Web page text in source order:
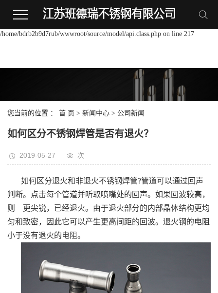
file_put_contents(/home/bdrb2b9d7rub/wwwroot/source/cache/
/home/bdrb2b9d7rub/wwwroot/source/model/api.class.php on line 217
您当前的位置 ： 首 页 > 新闻中心 > 公司新闻
如何区分不锈钢焊管是否有退火？
2019-05-27 次
如何区分退火和非退火不锈钢焊管?管道可以通过回声
判断。点击每个管道并听取喷嘴处的回声。如果回波较高，
则 更尖锐，已经退火。由于退火部分的内部晶体结构更均
匀和致密，因此它可以产生更高间距的回波。退火钢的电阻
小于没有退火的电阻。